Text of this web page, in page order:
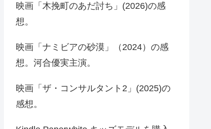
映画「木挽町のあだ討ち」(2026)の感
想。
映画「ナミビアの砂漠」（2024）の感
想。河合優実主演。
映画「ザ・コンサルタント2」(2025)の
感想。